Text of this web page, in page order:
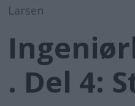
Larsen
. Del 4: